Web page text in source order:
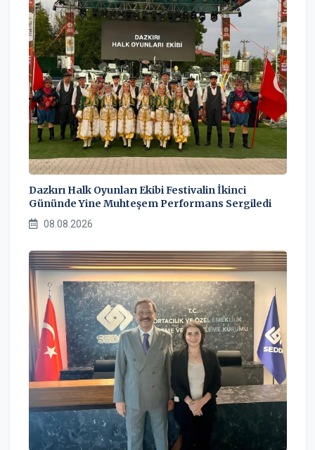
Dazkırı Halk Oyunları Ekibi Festivalin İkinci
Gününde Yine Muhteşem Performans Sergiledi
08.08.2026